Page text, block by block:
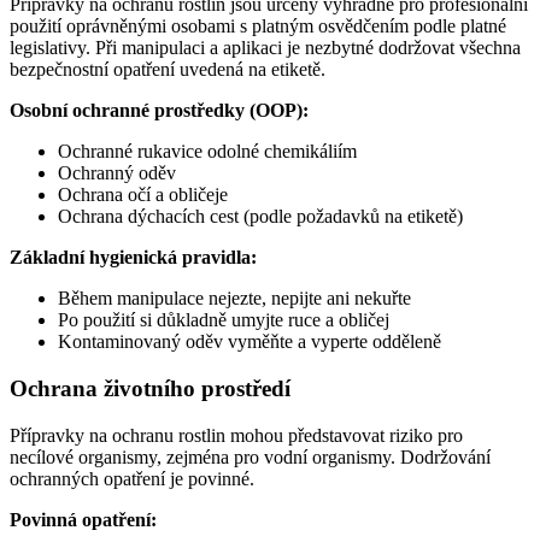
Přípravky na ochranu rostlin jsou určeny výhradně pro profesionální
použití oprávněnými osobami s platným osvědčením podle platné
legislativy. Při manipulaci a aplikaci je nezbytné dodržovat všechna
bezpečnostní opatření uvedená na etiketě.
Osobní ochranné prostředky (OOP):
Ochranné rukavice odolné chemikáliím
Ochranný oděv
Ochrana očí a obličeje
Ochrana dýchacích cest (podle požadavků na etiketě)
Základní hygienická pravidla:
Během manipulace nejezte, nepijte ani nekuřte
Po použití si důkladně umyjte ruce a obličej
Kontaminovaný oděv vyměňte a vyperte odděleně
Ochrana životního prostředí
Přípravky na ochranu rostlin mohou představovat riziko pro
necílové organismy, zejména pro vodní organismy. Dodržování
ochranných opatření je povinné.
Povinná opatření: